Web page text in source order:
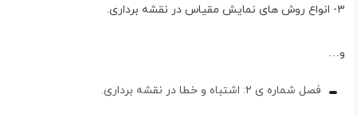
۳- انواع روش های نمایش مقیاس در نقشه برداری.
و…
فصل شماره ی ۲: اشتباه و خطا در نقشه برداری.